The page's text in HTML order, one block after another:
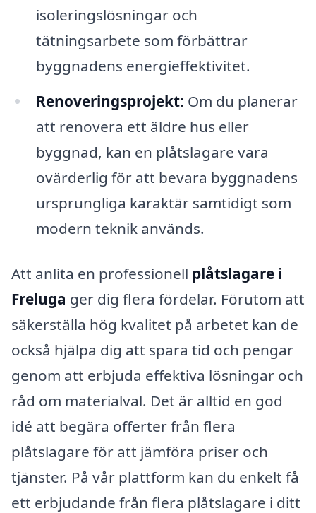
isoleringslösningar och
tätningsarbete som förbättrar
byggnadens energieffektivitet.
Renoveringsprojekt: Om du planerar
att renovera ett äldre hus eller
byggnad, kan en plåtslagare vara
ovärderlig för att bevara byggnadens
ursprungliga karaktär samtidigt som
modern teknik används.
Att anlita en professionell plåtslagare i
Freluga ger dig flera fördelar. Förutom att
säkerställa hög kvalitet på arbetet kan de
också hjälpa dig att spara tid och pengar
genom att erbjuda effektiva lösningar och
råd om materialval. Det är alltid en god
idé att begära offerter från flera
plåtslagare för att jämföra priser och
tjänster. På vår plattform kan du enkelt få
ett erbjudande från flera plåtslagare i ditt